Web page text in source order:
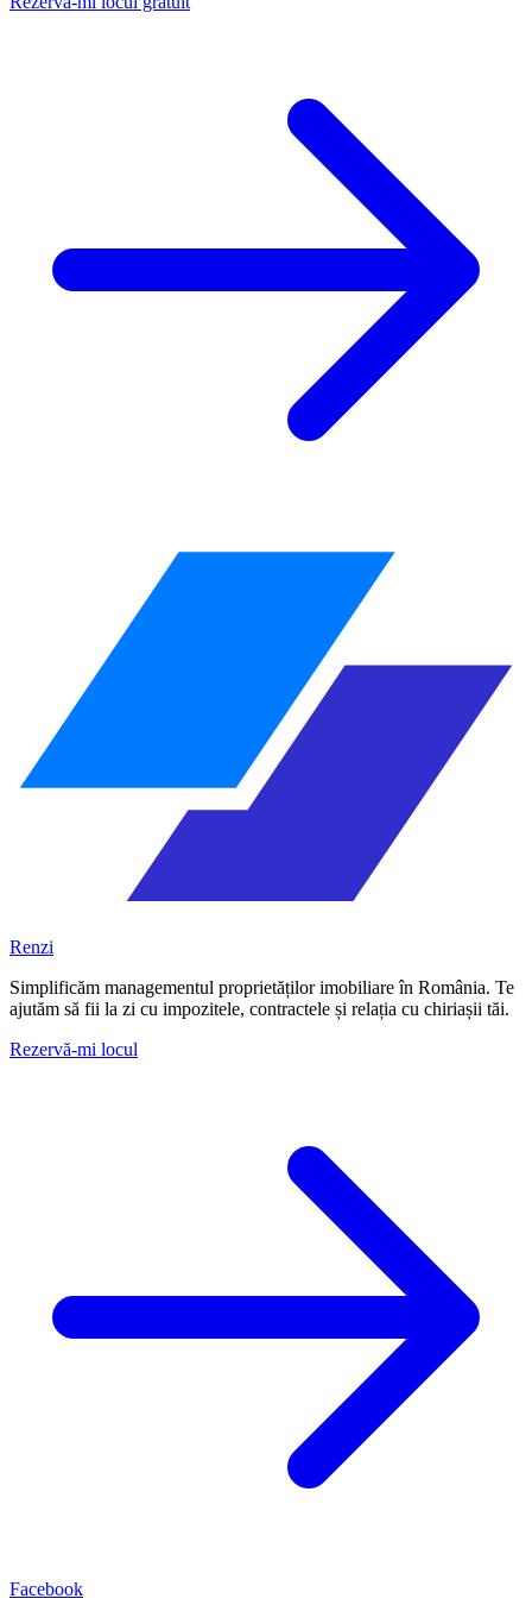
Renzi
Simplificăm managementul proprietăților imobiliare în România. Te
ajutăm să fii la zi cu impozitele, contractele și relația cu chiriașii tăi.
Rezervă-mi locul
Facebook